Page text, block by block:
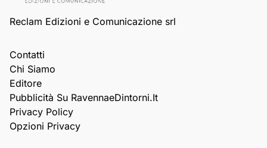
Reclam Edizioni e Comunicazione srl
Contatti
Chi Siamo
Editore
Pubblicità Su RavennaeDintorni.it
Privacy Policy
Opzioni Privacy